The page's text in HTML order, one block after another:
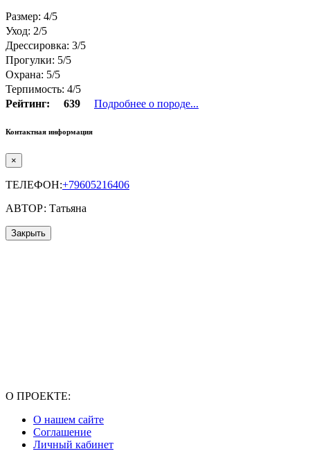
Размер: 4/5
Уход: 2/5
Дрессировка: 3/5
Прогулки: 5/5
Охрана: 5/5
Терпимость: 4/5
Рейтинг:
639 Подробнее о породе...
Контактная информация
×
ТЕЛЕФОН:+79605216406
АВТОР: Татьяна
Закрыть
О ПРОЕКТЕ:
О нашем сайте
Соглашение
Личный кабинет